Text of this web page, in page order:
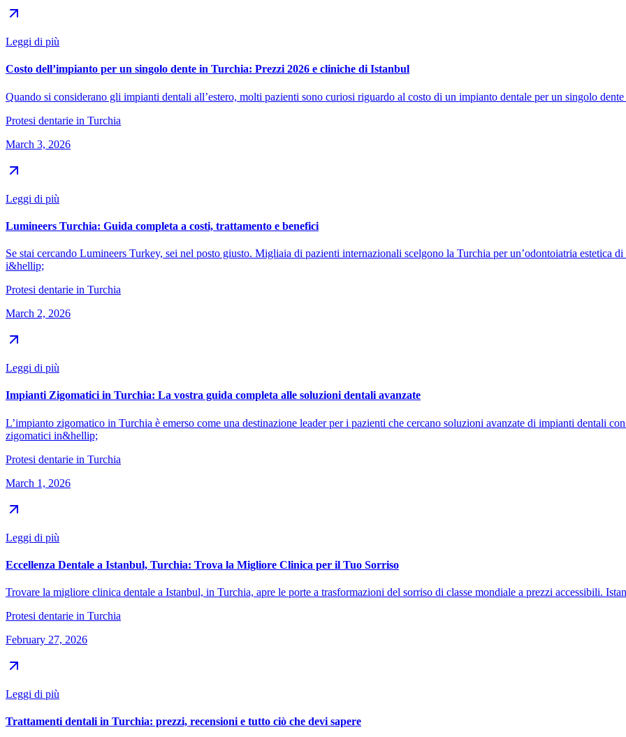
Leggi di più
Costo dell’impianto per un singolo dente in Turchia: Prezzi 2026 e cliniche di Istanbul
Quando si considerano gli impianti dentali all’estero, molti pazienti sono curiosi riguardo al costo di un impianto dentale per un singolo
Protesi dentarie in Turchia
March 3, 2026
Leggi di più
Lumineers Turchia: Guida completa a costi, trattamento e benefici
Se stai cercando Lumineers Turkey, sei nel posto giusto. Migliaia di pazienti internazionali scelgono la Turchia per un’odontoiatria estetica
i&hellip;
Protesi dentarie in Turchia
March 2, 2026
Leggi di più
Impianti Zigomatici in Turchia: La vostra guida completa alle soluzioni dentali avanzate
L’impianto zigomatico in Turchia è emerso come una destinazione leader per i pazienti che cercano soluzioni avanzate di impianti dentali
zigomatici in&hellip;
Protesi dentarie in Turchia
March 1, 2026
Leggi di più
Eccellenza Dentale a Istanbul, Turchia: Trova la Migliore Clinica per il Tuo Sorriso
Trovare la migliore clinica dentale a Istanbul, in Turchia, apre le porte a trasformazioni del sorriso di classe mondiale a prezzi accessibili.
Protesi dentarie in Turchia
February 27, 2026
Leggi di più
Trattamenti dentali in Turchia: prezzi, recensioni e tutto ciò che devi sapere